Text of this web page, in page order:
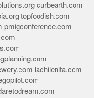
curbearth.com
topfoodish.com
pmigconference.com
lachilenita.com